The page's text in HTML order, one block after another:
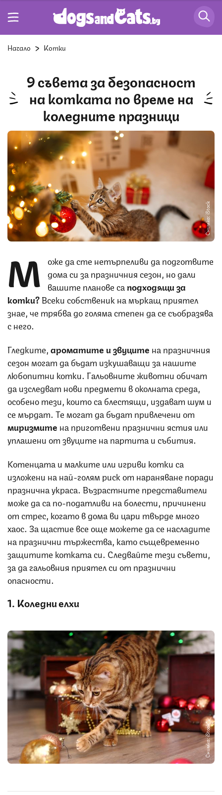
Начало Котки
9 съвета за безопасност
на котката по време на
коледните празници
Снимка: iStock
М
оже да сте нетърпеливи да подготвите
дома си за празничния сезон, но дали
вашите планове са подходящи за
котки?Всеки собственик на мъркащ приятел
знае, че трябва до голяма степен да се съобразява
с него.
Гледките, ароматите и звуците на празничния
сезон могат да бъдат изкушаващи за нашите
любопитни котки. Гальовните животни обичат
да изследват нови предмети в околната среда,
особено тези, които са блестящи, издават шум и
се мърдат. Те могат да бъдат привлечени от
миризмите на приготвени празнични ястия или
уплашени от звуците на партита и събития.
Котенцата и малките или игриви котки са
изложени на най-голям риск от нараняване поради
празнична украса. Възрастните представители
може да са по-податливи на болести, причинени
от стрес, когато в дома ви цари твърде много
хаос. За щастие все още можете да се насладите
на празнични тържества, като същевременно
защитите котката си. Следвайте тези съвети,
за да гальовния приятел си от празнични
опасности.
1. Коледни елхи
Снимка: iStock